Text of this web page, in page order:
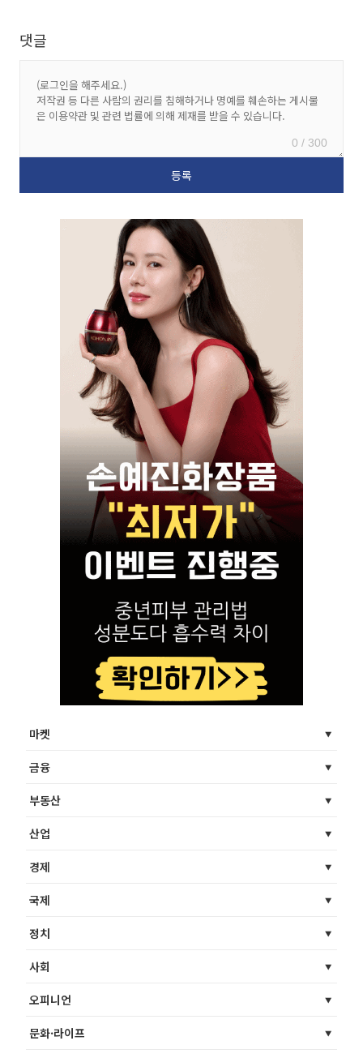
댓글
0 / 300
마켓
금융
부동산
산업
경제
국제
정치
사회
오피니언
문화·라이프